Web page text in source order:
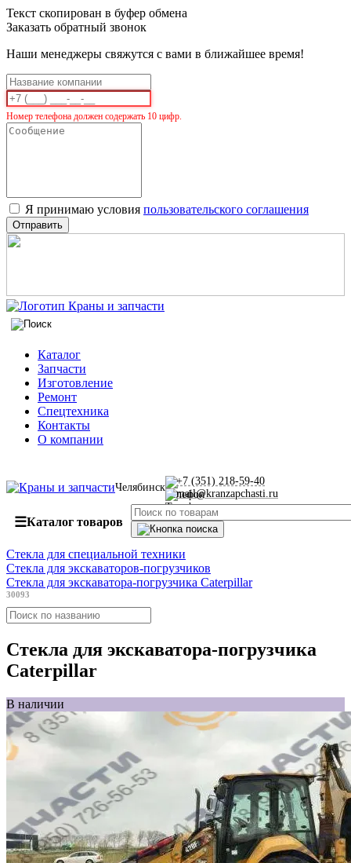
Текст скопирован в буфер обмена
Заказать обратный звонок
Наши менеджеры свяжутся с вами в ближайшее время!
Номер телефона должен содержать 10 цифр.
Я принимаю условия пользовательского соглашения
Отправить
Каталог
Запчасти
Изготовление
Ремонт
Спецтехника
Контакты
О компании
Челябинск
+7 (351) 218-59-40
mail@kranzapchasti.ru
☰Каталог товаров
Стекла для специальной техники
Стекла для экскаваторов-погрузчиков
Стекла для экскаватора-погрузчика Caterpillar
30093
Стекла для экскаватора-погрузчика
Caterpillar
В наличии